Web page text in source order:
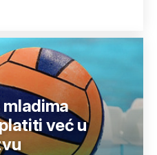
mladima
već u